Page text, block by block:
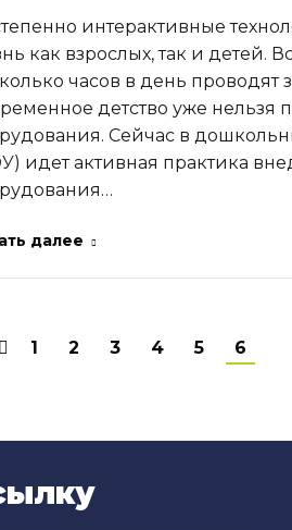
интерактивные
как взрослых, так и детей.
часов в день проводят
детство уже нельзя
Сейчас в
идет активная практика
далее
1 2 3 4 5 6